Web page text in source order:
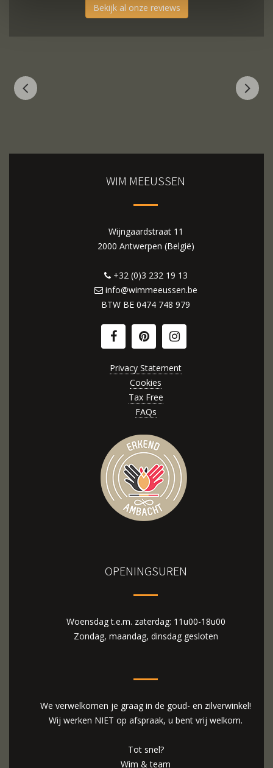
Bekijk al onze reviews
WIM MEEUSSEN
Wijngaardstraat 11
2000 Antwerpen (België)
+32 (0)3 232 19 13
info@wimmeeussen.be
BTW BE 0474 748 979
Privacy Statement
Cookies
Tax Free
FAQs
OPENINGSUREN
Woensdag t.e.m. zaterdag: 11u00-18u00
Zondag, maandag, dinsdag gesloten
We verwelkomen je graag in de goud- en zilverwinkel!
Wij werken NIET op afspraak, u bent vrij welkom.
Tot snel?
Wim & team